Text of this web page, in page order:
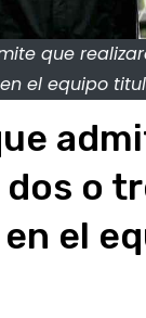
que
el equipo
o
el